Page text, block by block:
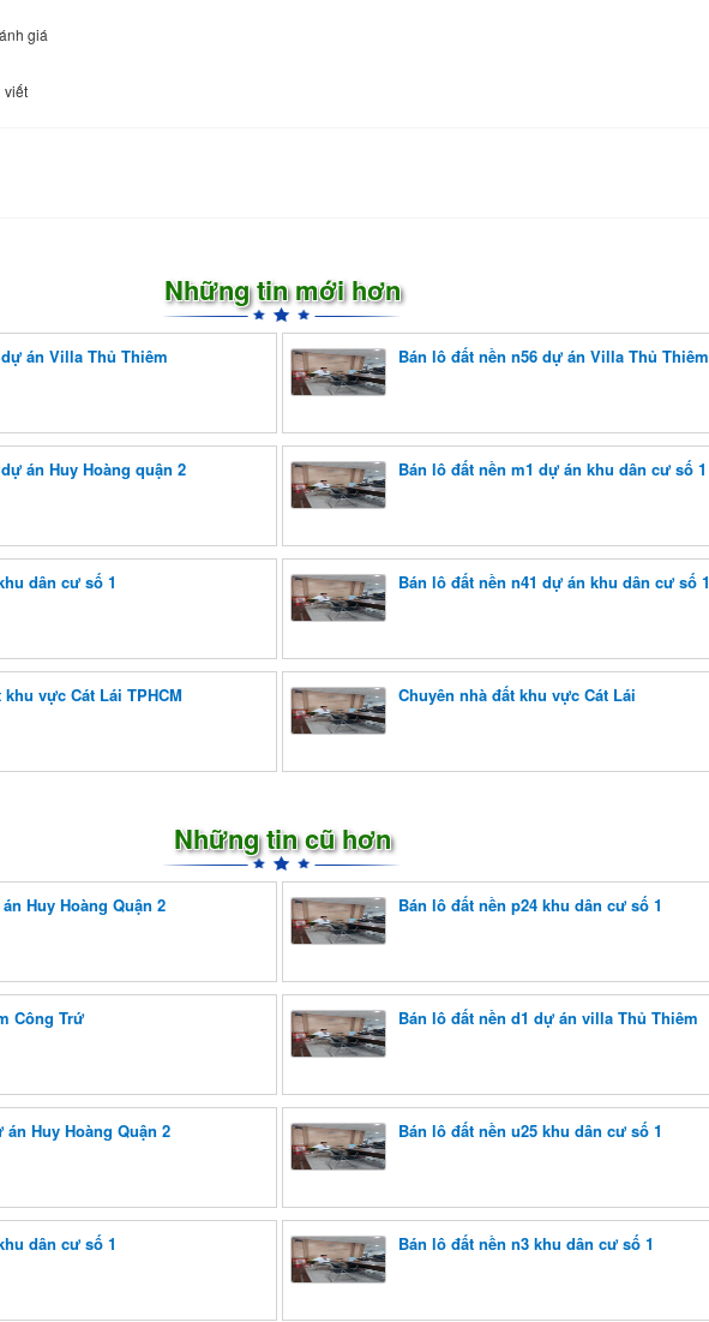
giá
viết
Những tin mới hơn
án Villa Thủ Thiêm Bán lô đất nền n56 dự án Villa Thủ Thiêm
án Huy Hoàng quận 2 Bán lô đất nền m1 dự án khu dân cư số 1
dân cư số 1 Bán lô đất nền n41 dự án khu dân cư số 1
vực Cát Lái TPHCM Chuyên nhà đất khu vực Cát Lái
Những tin cũ hơn
Huy Hoàng Quận 2 Bán lô đất nền p24 khu dân cư số 1
Công Trứ Bán lô đất nền d1 dự án villa Thủ Thiêm
Huy Hoàng Quận 2 Bán lô đất nền u25 khu dân cư số 1
dân cư số 1 Bán lô đất nền n3 khu dân cư số 1